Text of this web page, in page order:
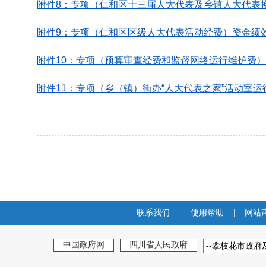
附件8：专项（仁和区十三届人大代表及乡镇人大代表
附件9：专项（仁和区区级人大代表活动经费）资金绩
附件10：专项（预算审查经费和监督网络运行维护费
附件11：专项（乡（镇）街办“人大代表之家”活动室
联系我们 使用帮助 网站
中国政府网 四川省人民政府